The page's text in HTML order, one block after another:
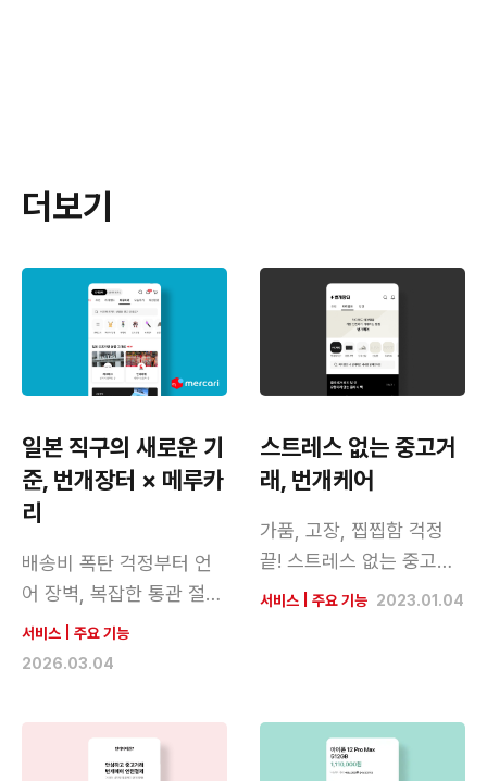
더보기
일본 직구의 새로운 기
준, 번개장터 × 메루카
리
배송비 폭탄 걱정부터 언
어 장벽, 복잡한 통관 절차
까지 일본 직구의 모든 불
편함을 한번에 해결!
서비스
주요 기능
2026.03.04
스트레스 없는 중고거
래, 번개케어
가품, 고장, 찝찝함 걱정
끝! 스트레스 없는 중고거
래의 시작, 번개케어
서비스 주요 기능 2023.01.04